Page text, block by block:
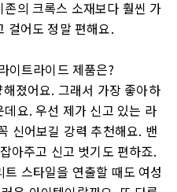
의 크록스 소재보다 훨씬 가
걸어도 정말 편해요.
이트라이드 제품은?
졌어요. 그래서 가장 좋아하
요. 우선 제가 신고 있는 라
신어보길 강력 추천해요. 밴
아주고 신고 벗기도 편하죠.
스타일을 연출할 때도 여성